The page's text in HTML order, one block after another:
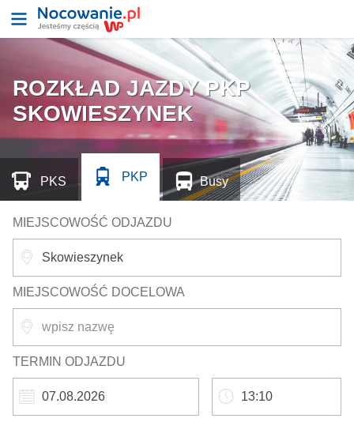
ROZKŁAD JAZDY PKP
SKOWIESZYNEK
MIEJSCOWOŚĆ ODJAZDU
MIEJSCOWOŚĆ DOCELOWA
TERMIN ODJAZDU
PKS PKP Busy